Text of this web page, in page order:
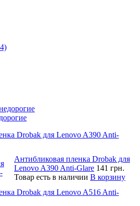
Drobak для Lenovo A390 Anti-
Антибликовая пленка Drobak для
Lenovo A390 Anti-Glare 141 грн.
Товар есть в наличии В корзину
Drobak для Lenovo A516 Anti-